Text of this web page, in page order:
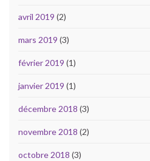
avril 2019 (2)
mars 2019 (3)
février 2019 (1)
janvier 2019 (1)
décembre 2018 (3)
novembre 2018 (2)
octobre 2018 (3)